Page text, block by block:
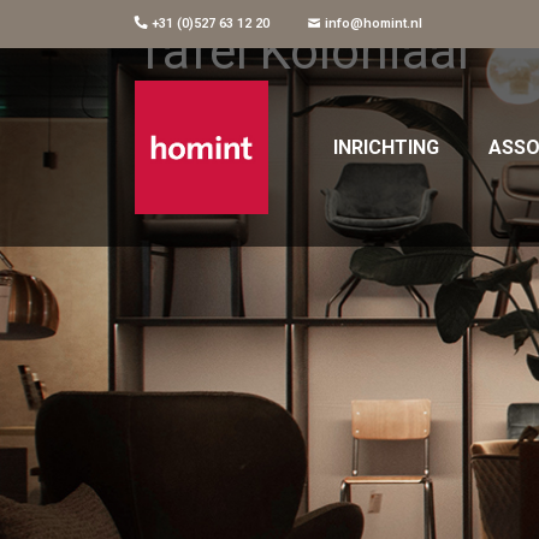
+31 (0)527 63 12 20 info@homint.nl
INRICHTING
Tafel Koloniaal